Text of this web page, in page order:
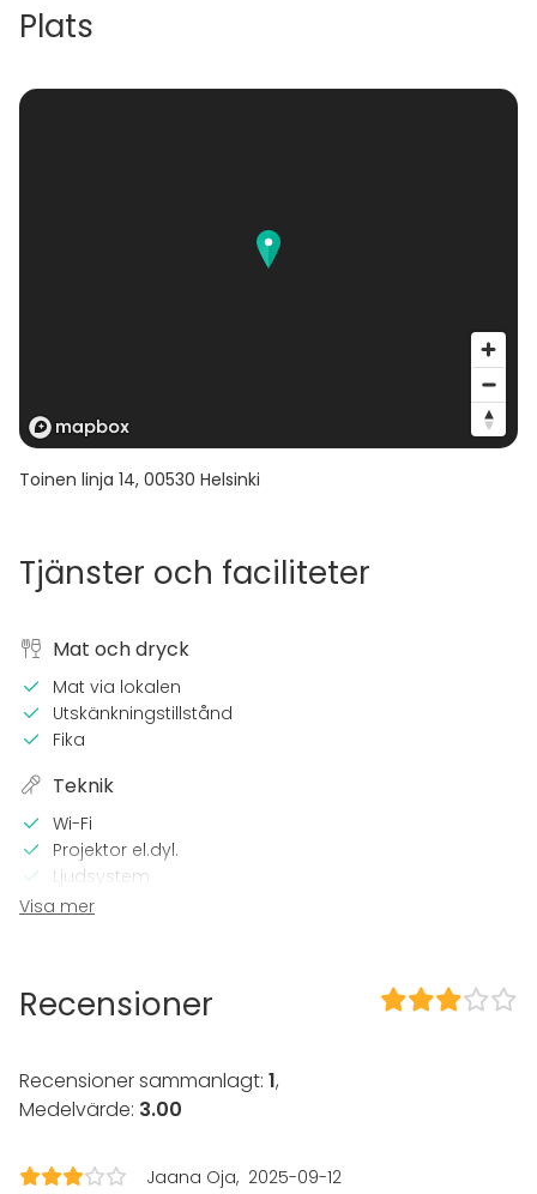
kokoustilassa.
Plats
Toinen linja 14, 00530 Helsinki
Tjänster och faciliteter
Mat och dryck
Mat via lokalen
Utskänkningstillstånd
Fika
Teknik
Wi-Fi
Projektor el.dyl.
Ljudsystem
I lokalen
Utrustning
Evenemang
Spa / relax / bastu
Visa mer
Recensioner
Recensioner sammanlagt: 1,
Medelvärde: 3.00
Jaana Oja 2025-09-12